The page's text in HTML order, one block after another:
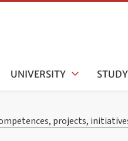
UNIVERSITY STUDY
projects,